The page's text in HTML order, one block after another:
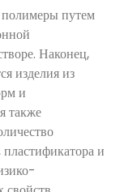
путем
Наконец,
изделия из
и
также
и